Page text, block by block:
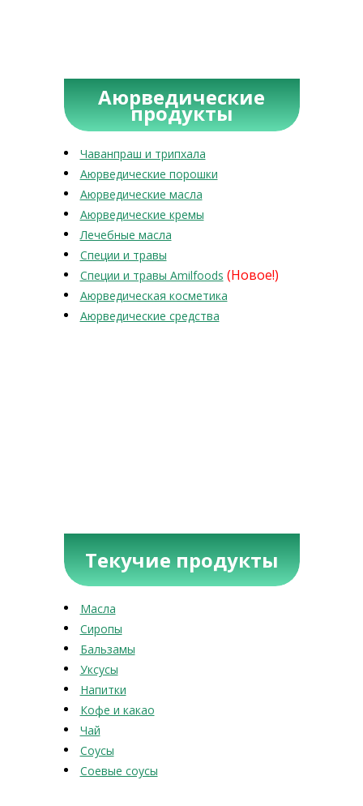
Аюрведические
продукты
Чаванпраш и трипхала
Аюрведические порошки
Аюрведические масла
Аюрведические кремы
Лечебные масла
Специи и травы
Специи и травы Amilfoods (Новое!)
Аюрведическая косметика
Аюрведические средства
Текучие продукты
Масла
Сиропы
Бальзамы
Уксусы
Напитки
Кофе и какао
Чай
Соусы
Соевые соусы